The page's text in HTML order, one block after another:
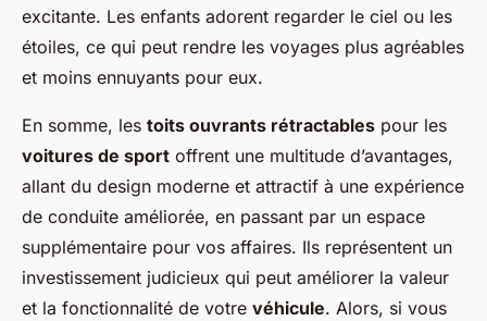
excitante. Les enfants adorent regarder le ciel ou les
étoiles, ce qui peut rendre les voyages plus agréables
et moins ennuyants pour eux.
En somme, les toits ouvrants rétractables pour les
voitures de sport offrent une multitude d’avantages,
allant du design moderne et attractif à une expérience
de conduite améliorée, en passant par un espace
supplémentaire pour vos affaires. Ils représentent un
investissement judicieux qui peut améliorer la valeur
et la fonctionnalité de votre véhicule. Alors, si vous